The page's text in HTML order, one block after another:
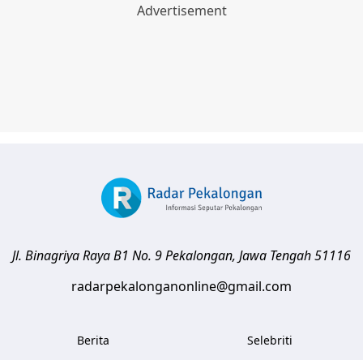
Jl. Binagriya Raya B1 No. 9Pekalongan, Jawa Tengah51116
radarpekalonganonline@gmail.com
Berita
Selebriti